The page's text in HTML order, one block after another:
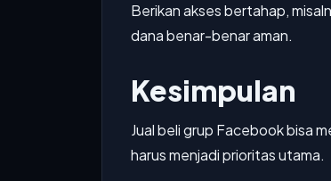
Berikan akses bertahap,
dana benar-benar aman.
Kesimpulan
Jual beli grup Facebook bisa
harus menjadi prioritas utama.